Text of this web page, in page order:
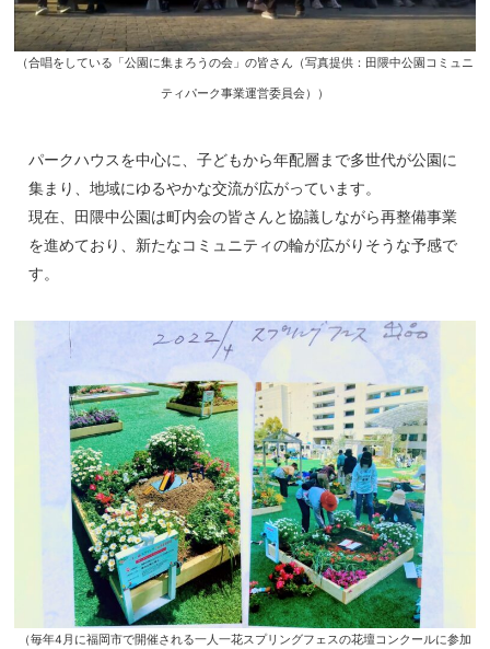
（合唱をしている「公園に集まろうの会」の皆さん（写真提供：田隈中公園コミュニ
ティパーク事業運営委員会））
パークハウスを中心に、子どもから年配層まで多世代が公園に
集まり、地域にゆるやかな交流が広がっています。
現在、田隈中公園は町内会の皆さんと協議しながら再整備事業
を進めており、新たなコミュニティの輪が広がりそうな予感で
す。
（毎年4月に福岡市で開催される一人一花スプリングフェスの花壇コンクールに参加